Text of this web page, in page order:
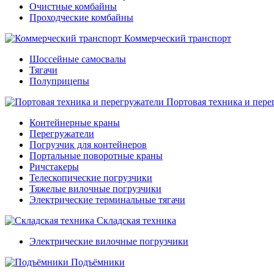
Очистные комбайны
Проходческие комбайны
Коммерческий транспорт
Шоссейные самосвалы
Тягачи
Полуприцепы
Портовая техника и
Контейнерные краны
Перегружатели
Погрузчик для контейнеров
Портальные поворотные краны
Ричстакеры
Телескопические погрузчики
Тяжелые вилочные погрузчики
Электрические терминальные тягачи
Складская техника
Электрические вилочные погрузчики
Подъёмники